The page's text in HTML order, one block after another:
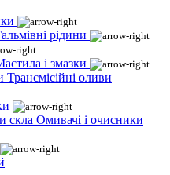
рідини
і змазки
Трансмісійні оливи
Омивачі і очисники